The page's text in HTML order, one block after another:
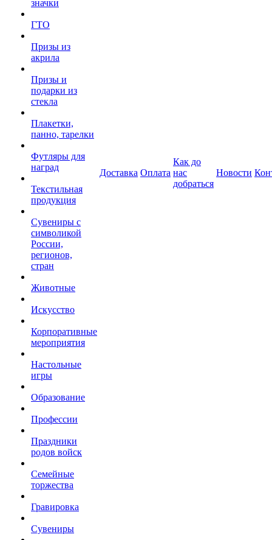
значки
ГТО
Призы из
акрила
Призы и
подарки из
стекла
Плакетки,
панно, тарелки
Футляры для
наград
Текстильная
продукция
Сувениры с
символикой
России,
регионов,
стран
Животные
Искусство
Корпоративные
мероприятия
Настольные
игры
Образование
Профессии
Праздники
родов войск
Семейные
торжества
Гравировка
Сувениры
Доставка Оплата
Как до
нас
добраться
Новости